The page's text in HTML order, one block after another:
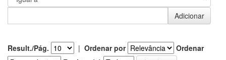
Result./Pág. | Ordenar por
Ordenar